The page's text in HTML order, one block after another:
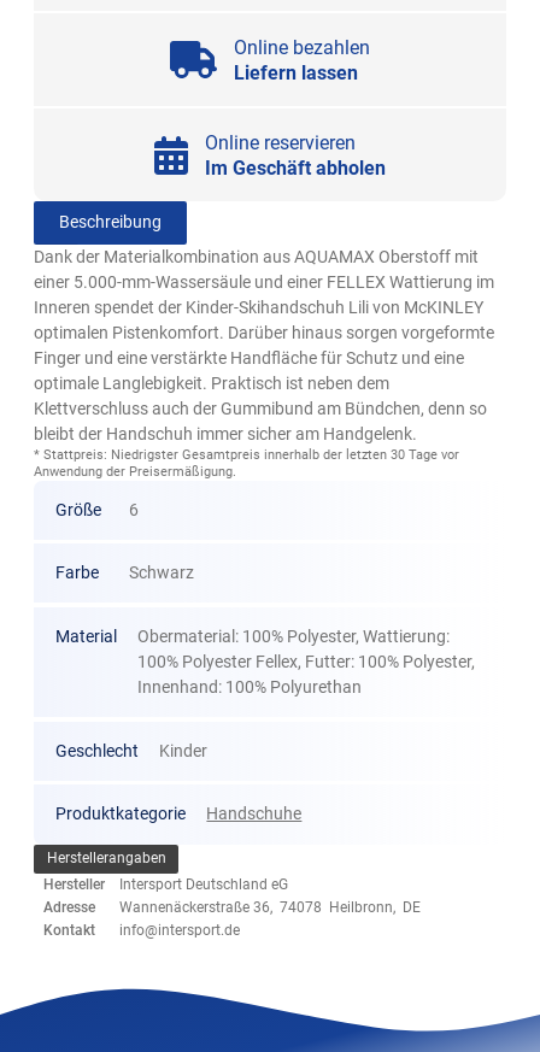
Online bezahlen
Liefern lassen
Online reservieren
Im Geschäft abholen
Beschreibung
Dank der Materialkombination aus AQUAMAX Oberstoff mit
einer 5.000-mm-Wassersäule und einer FELLEX Wattierung im
Inneren spendet der Kinder-Skihandschuh Lili von McKINLEY
optimalen Pistenkomfort. Darüber hinaus sorgen vorgeformte
Finger und eine verstärkte Handfläche für Schutz und eine
optimale Langlebigkeit. Praktisch ist neben dem
Klettverschluss auch der Gummibund am Bündchen, denn so
bleibt der Handschuh immer sicher am Handgelenk.
* Stattpreis: Niedrigster Gesamtpreis innerhalb der letzten 30 Tage vor
Anwendung der Preisermäßigung.
Größe 6
Farbe Schwarz
Material
Obermaterial: 100% Polyester, Wattierung:
100% Polyester Fellex, Futter: 100% Polyester,
Innenhand: 100% Polyurethan
Geschlecht Kinder
Produktkategorie Handschuhe
Herstellerangaben
Hersteller
Intersport Deutschland eG
Adresse
Wannenäckerstraße 36, 74078 Heilbronn, DE
Kontakt
info@intersport.de